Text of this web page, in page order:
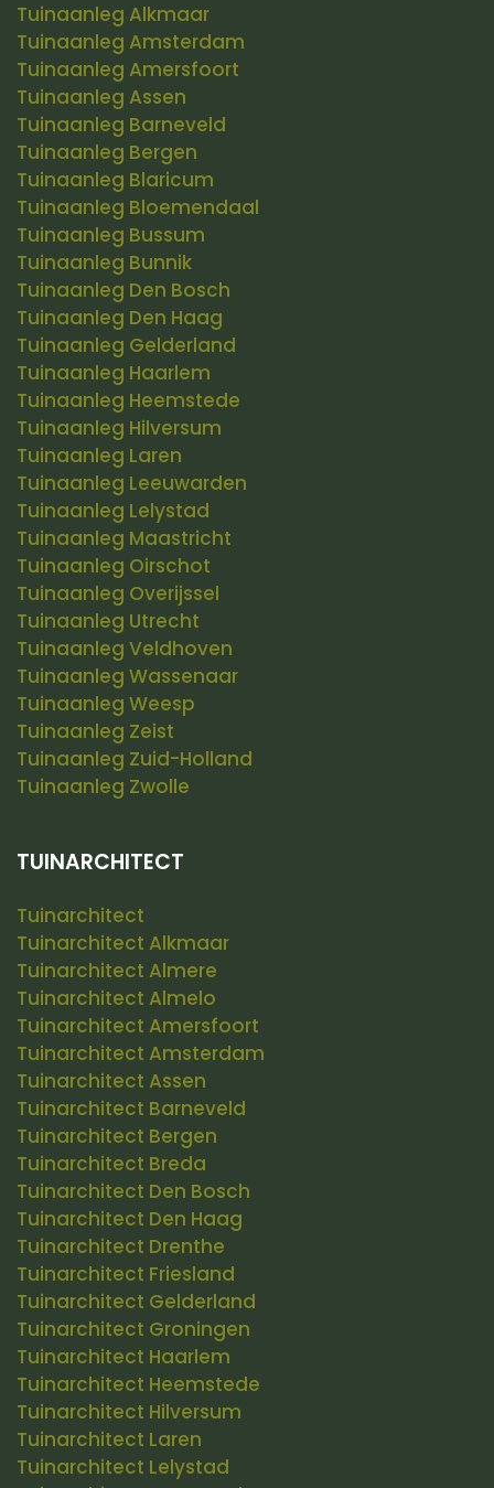
Tuinaanleg Alkmaar
Tuinaanleg Amsterdam
Tuinaanleg Amersfoort
Tuinaanleg Assen
Tuinaanleg Barneveld
Tuinaanleg Bergen
Tuinaanleg Blaricum
Tuinaanleg Bloemendaal
Tuinaanleg Bussum
Tuinaanleg Bunnik
Tuinaanleg Den Bosch
Tuinaanleg Den Haag
Tuinaanleg Gelderland
Tuinaanleg Haarlem
Tuinaanleg Heemstede
Tuinaanleg Hilversum
Tuinaanleg Laren
Tuinaanleg Leeuwarden
Tuinaanleg Lelystad
Tuinaanleg Maastricht
Tuinaanleg Oirschot
Tuinaanleg Overijssel
Tuinaanleg Utrecht
Tuinaanleg Veldhoven
Tuinaanleg Wassenaar
Tuinaanleg Weesp
Tuinaanleg Zeist
Tuinaanleg Zuid-Holland
Tuinaanleg Zwolle
TUINARCHITECT
Tuinarchitect
Tuinarchitect Alkmaar
Tuinarchitect Almere
Tuinarchitect Almelo
Tuinarchitect Amersfoort
Tuinarchitect Amsterdam
Tuinarchitect Assen
Tuinarchitect Barneveld
Tuinarchitect Bergen
Tuinarchitect Breda
Tuinarchitect Den Bosch
Tuinarchitect Den Haag
Tuinarchitect Drenthe
Tuinarchitect Friesland
Tuinarchitect Gelderland
Tuinarchitect Groningen
Tuinarchitect Haarlem
Tuinarchitect Heemstede
Tuinarchitect Hilversum
Tuinarchitect Laren
Tuinarchitect Lelystad